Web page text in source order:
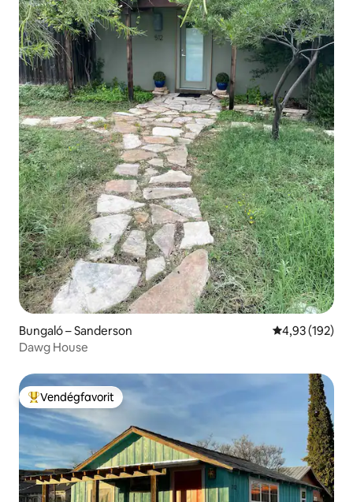
Bungaló – Sanderson Átlagos
4,93 (192)
Dawg House
Kiemelt vendégfavorit
Vendégfavorit